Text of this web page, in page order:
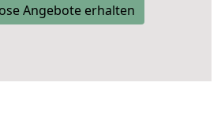
Angebote erhalten